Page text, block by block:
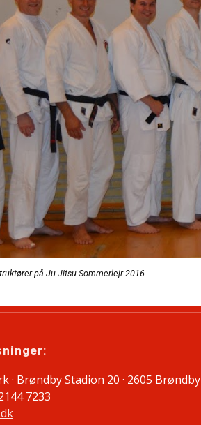
på Ju-Jitsu Sommerlejr 2016
· Brøndby Stadion 20 · 2605 Brøndby
7233